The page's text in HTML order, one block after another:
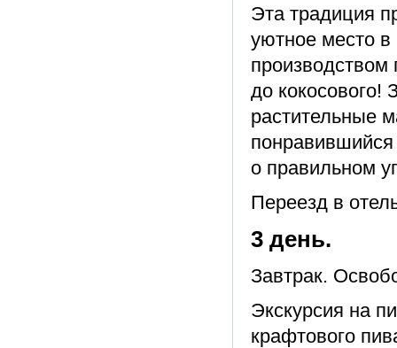
Эта традиция
уютное место
до кокосового!
растительные
понравившийся
о правильном
Переезд в
3 день.
Завтрак.
Экскурсия на
крафтового